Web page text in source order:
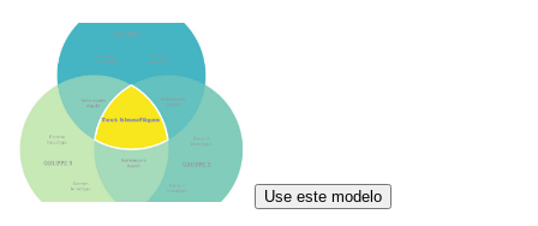
Use este modelo